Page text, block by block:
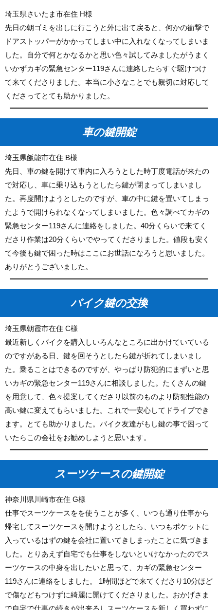
埼玉県さいたま市在住 H様
先日の朝ゴミを出しに行こうと外に出て戻ると、何かの衝撃で
ドアストッパーがかかってしまい中に入れなくなってしまいま
した。自分で何とかなるかと思い色々試してみましたがうまく
いかずカギの緊急センター119さんに連絡したらすぐ駆けつけ
て来てくださりました。本当に小さなことでも親切に対応して
くださってとても助かりました。
車の鍵開錠
埼玉県飯能市在住 B様
先日、車の鍵を開けて車内に入ろうとした時丁度電話が来たの
で対応し、車に乗り込もうとしたら鍵が閉まってしまいまし
た。再度開けようとしたのですが、車の中に鍵を置いてしまっ
たようで開けられなくなってしまいました。色々調べてカギの
緊急センター119さんに連絡をしました。40分くらいで来てく
ださり作業は20分くらいでやってくださりました。値段も安く
て今後も鍵で困った時はここにお世話になろうと思いました。
ありがとうございました。
バイク鍵の交換
埼玉県朝霞市在住 C様
最近新しくバイクを購入しいろんなところに出かけていている
のですがある日、鍵を回そうとしたら鍵が折れてしまいまし
た。乗ることはできるのですが、やっぱり防犯的にまずいと思
いカギの緊急センター119さんに相談しました。たくさんの鍵
を用意して、色々提案してくださり以前のものより防犯性能の
高い鍵に変えてもらいました。これで一安心してドライブでき
ます。とても助かりました。バイク友達がもし鍵の事で困って
いたらこの会社をお勧めしようと思います。
スーツケースの鍵開錠
神奈川県川崎市在住 G様
仕事でスーツケースをを使うことが多く、いつも通り仕事から
帰宅してスーツケースを開けようとしたら、いつもポケットに
入っているはずの鍵を会社に置いてきしまったことに気づきま
した。とりあえず自宅でも仕事をしないといけなかったのでス
ーツケースの中身を出したいと思って、カギの緊急センター
119さんに連絡をしました。 1時間ほどで来てくださり10分ほど
で傷などもつけずに綺麗に開けてくださりました。おかげさま
で自宅で仕事の続きが出来るしスーツケースを新しく買わずに